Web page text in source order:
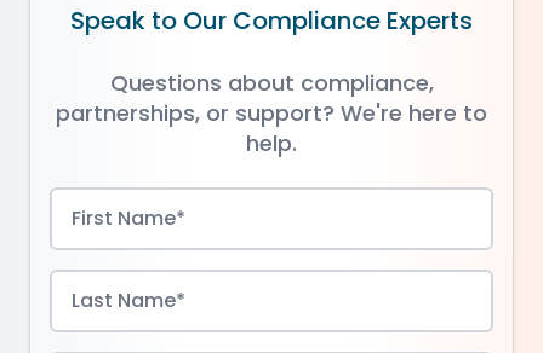
Speak to Our Compliance Experts
Questions about compliance,
partnerships, or support? We're here to
help.